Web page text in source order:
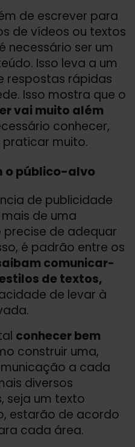
de escrever para
de vídeos ou textos
necessário ser um
Isso leva a um
respostas rápidas
Isso mostra que o
vai muito além
conhecer,
praticar muito.
o público-alvo
de publicidade
de uma
precise de adequar
é padrão entre os
comunicar-
de textos,
de levar à
conhecer bem
construir uma,
a cada
diversos
seja um texto
estarão de acordo
cada área.